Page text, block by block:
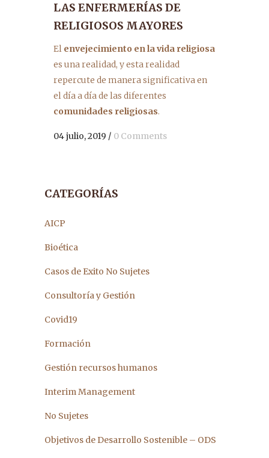
LAS ENFERMERÍAS DE
RELIGIOSOS MAYORES
El envejecimiento en la vida religiosa
es una realidad, y esta realidad
repercute de manera significativa en
el día a día de las diferentes
comunidades religiosas.
04 julio, 2019 / 0 Comments
CATEGORÍAS
AICP
Bioética
Casos de Exito No Sujetes
Consultoría y Gestión
Covid19
Formación
Gestión recursos humanos
Interim Management
No Sujetes
Objetivos de Desarrollo Sostenible – ODS